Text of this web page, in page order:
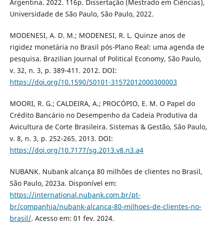
Argentina. 2022. 116p. Dissertação (Mestrado em Ciências),
Universidade de São Paulo, São Paulo, 2022.
MODENESI, A. D. M.; MODENESI, R. L. Quinze anos de
rigidez monetária no Brasil pós-Plano Real: uma agenda de
pesquisa. Brazilian Journal of Political Economy, São Paulo,
v. 32, n. 3, p. 389-411. 2012. DOI:
https://doi.org/10.1590/S0101-31572012000300003
MOORI, R. G.; CALDEIRA, A.; PROCÓPIO, E. M. O Papel do
Crédito Bancário no Desempenho da Cadeia Produtiva da
Avicultura de Corte Brasileira. Sistemas & Gestão, São Paulo,
v. 8, n. 3, p. 252-265. 2013. DOI:
https://doi.org/10.7177/sg.2013.v8.n3.a4
NUBANK. Nubank alcança 80 milhões de clientes no Brasil,
São Paulo, 2023a. Disponível em:
https://international.nubank.com.br/pt-
br/companhia/nubank-alcanca-80-milhoes-de-clientes-no-
brasil/. Acesso em: 01 fev. 2024.